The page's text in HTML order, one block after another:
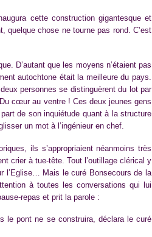
cette construction gigantesque et
quelque chose ne tourne pas rond. C’est
D’autant que les moyens n’étaient pas
autochtone était la meilleure du pays.
personnes se distinguèrent du lot par
cœur au ventre ! Ces deux jeunes gens
de son inquiétude quant à la structure
un mot à l’ingénieur en chef.
ils s’appropriaient néanmoins très
crier à tue-tête. Tout l’outillage clérical y
l’Eglise… Mais le curé Bonsecours de la
à toutes les conversations qui lui
repas et prit la parole :
le pont ne se construira, déclara le curé